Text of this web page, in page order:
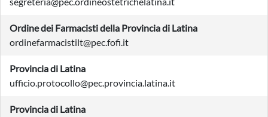
Ordine dei Farmacisti della Provincia di Latina
ordinefarmacistilt@pec.fofi.it
Provincia di Latina
ufficio.protocollo@pec.provincia.latina.it
Provincia di Latina